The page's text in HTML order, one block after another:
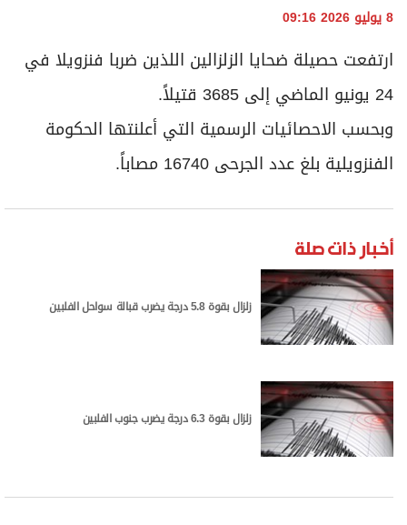
برامج
عدد اليوم
8 يوليو 2026 09:16
ارتفعت حصيلة ضحايا الزلزالين اللذين ضربا فنزويلا في
24 يونيو الماضي إلى 3685 قتيلاً.
وبحسب الاحصائيات الرسمية التي أعلنتها الحكومة
الفنزويلية بلغ عدد الجرحى 16740 مصاباً.
أخبار ذات صلة
زلزال بقوة 5.8 درجة يضرب قبالة سواحل الفلبين
زلزال بقوة 6.3 درجة يضرب جنوب الفلبين